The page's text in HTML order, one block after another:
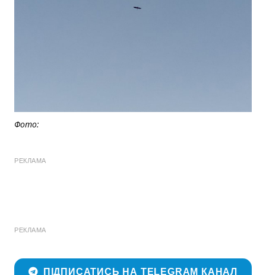
Фото:
РЕКЛАМА
РЕКЛАМА
ПІДПИСАТИСЬ НА TELEGRAM КАНАЛ